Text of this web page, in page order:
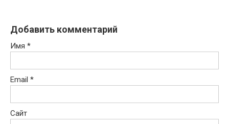
Добавить комментарий
Имя *
Email *
Сайт